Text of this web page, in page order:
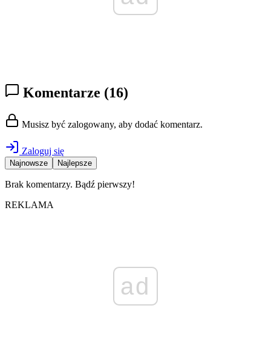
Komentarze (16)
Musisz być zalogowany, aby dodać komentarz.
Zaloguj się
Najnowsze Najlepsze
Brak komentarzy. Bądź pierwszy!
REKLAMA
ad